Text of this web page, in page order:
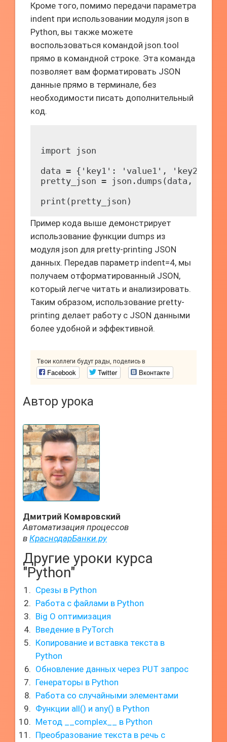
Кроме того, помимо передачи параметра
indent при использовании модуля json в
Python, вы также можете
воспользоваться командой json.tool
прямо в командной строке. Эта команда
позволяет вам форматировать JSON
данные прямо в терминале, без
необходимости писать дополнительный
код.
import json
data = {'key1': 'value1', 'key2':
pretty_json = json.dumps(data,
Пример кода выше демонстрирует
использование функции dumps из
модуля json для pretty-printing JSON
данных. Передав параметр indent=4, мы
получаем отформатированный JSON,
который легче читать и анализировать.
Таким образом, использование pretty-
printing делает работу с JSON данными
более удобной и эффективной.
Твои коллеги будут рады, поделись в
Facebook Twitter Вконтакте
Автор урока
Дмитрий Комаровский
Автоматизация процессов
в КраснодарБанки.ру
Другие уроки курса
"Python"
Срезы в Python
Работа с файлами в Python
Big O оптимизация
Введение в PyTorch
Копирование и вставка текста в
Python
Обновление данных через PUT запрос
Генераторы в Python
Работа со случайными элементами
Функции all() и any() в Python
Метод __complex__ в Python
Преобразование текста в речь с